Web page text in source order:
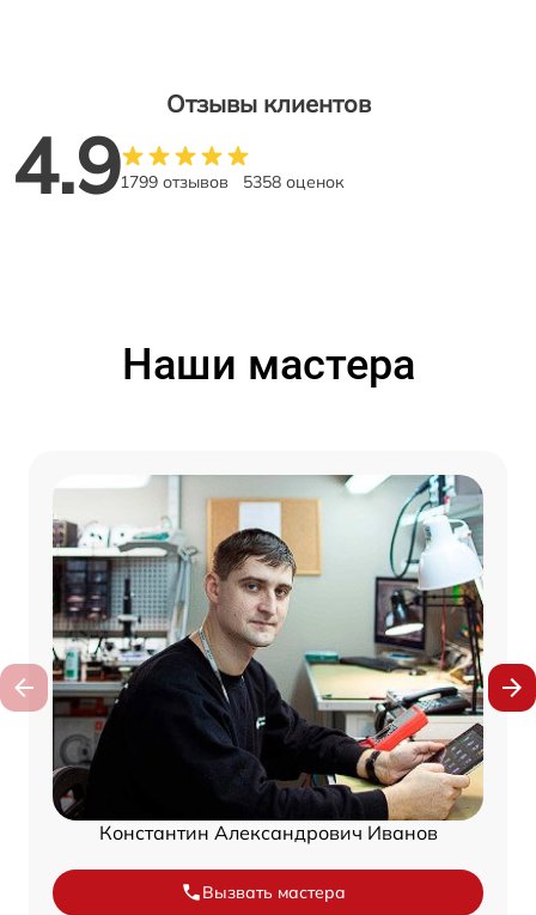
Отзывы клиентов
4.91799 отзывов 5358 оценок
Наши мастера
Константин Александрович Иванов
Вызвать мастера